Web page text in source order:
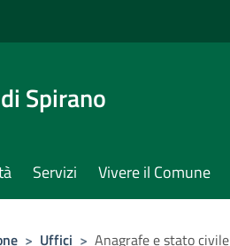
Spirano
Servizi Vivere il Comune
> Uffici > Anagrafe e stato civile